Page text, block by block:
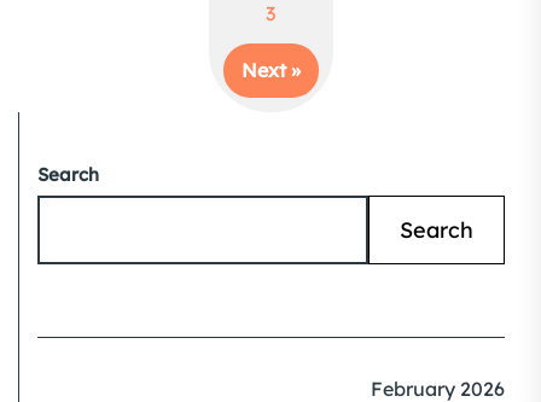
navigation
3
Next »
Search
Search
February 2026